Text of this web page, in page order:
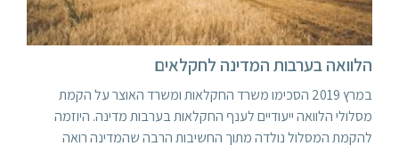
הלוואה בערבות המדינה לחקלאים
במרץ 2019 הסכימו משרד החקלאות ומשרד האוצר על הקמת
מסלולי הלוואה ייעודיים לענף החקלאות בערבות מדינה. היוזמה
להקמת המסלול נולדה מתוך החשיבות הרבה שהמדינה רואה